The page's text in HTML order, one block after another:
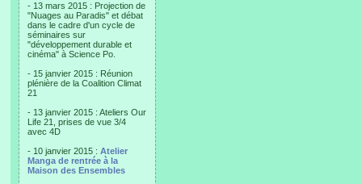
- 13 mars 2015 : Projection de
"Nuages au Paradis" et débat
dans le cadre d'un cycle de
séminaires sur
"développement durable et
cinéma" à Science Po.
- 15 janvier 2015 : Réunion
plénière de la Coalition Climat
21
- 13 janvier 2015 : Ateliers Our
Life 21, prises de vue 3/4
avec 4D
- 10 janvier 2015 : Atelier
Manga de rentrée à la
Maison des Ensembles